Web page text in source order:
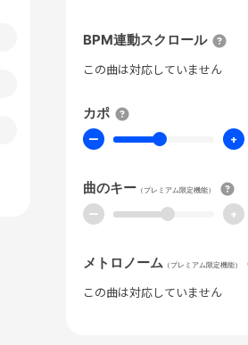
BPM連動スクロール
この曲は対応していません
カポ
ー +
曲のキー （プレミアム限定機能）
ー +
メトロノーム （プレミアム限定機能）
この曲は対応していません